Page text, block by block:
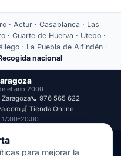
· Actur · Casablanca · Las
· Cuarte de Huerva · Utebo ·
· La Puebla de Alfindén ·
nacional
el año 2000
📞 976 565 622
🛒 Tienda Online
17:00-20:00
para mejorar la